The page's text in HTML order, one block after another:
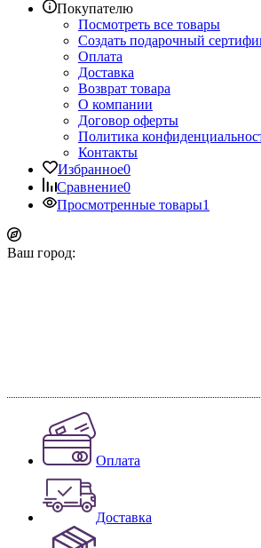
Покупателю
Посмотреть все товары
Создать подарочный
Оплата
Доставка
Возврат товара
О компании
Договор оферты
Политика
Контакты
Избранное0
Сравнение0
Просмотренные товары1
Ваш город:
Оплата
Доставка